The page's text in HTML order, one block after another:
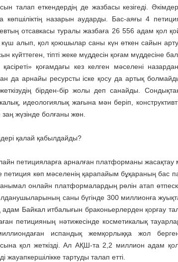
талап еткендердің де жазбасы кезігеді.
көпшіліктің назарын аударды. Бас-аяғы 4
отсавкасы туралы жазбаға 26 556 адам қол
күш алып, қол қоюшылар саны күн өткен сайын
күйттеген, тіпті жеке мүддесін қоғам мүддесіне
қасіреті» қоғамдағы кез келген мәселені
да арнайы ресурсты іске қосу да артық
жеткізудің бірден-бір жолы деп санайды.
идеологиялық жағына мән беріп,
жүзінде болғаны жөн.
қалай қабылдайды?
петицияларға арналған платформаны жасақтау
петиция көп мәселенің қарапайым бұқараның бас
онлайн платформалардың рөлін атап
саны бүгінде 300 миллионға
Байкал итбалығын браконьерлерден қорғау
петицияның нәтижесінде косметикалық
испандық жемқорлыққа жол
қол жеткізді. Ал АҚШ-та 2,2 миллион адам
жауапкершілікке тартуды талап етті.